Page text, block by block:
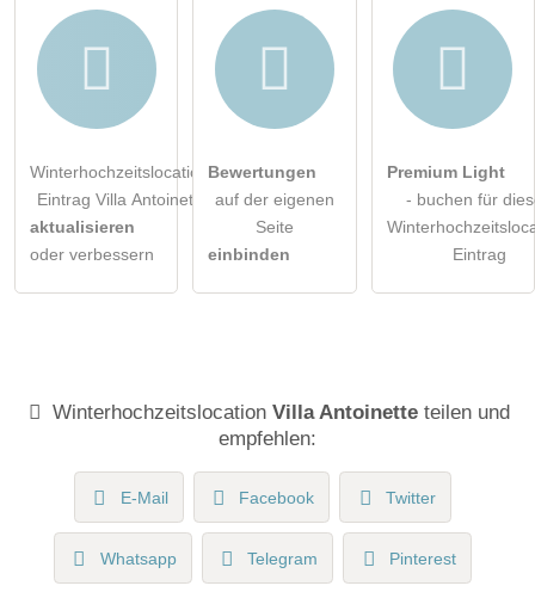
Winterhochzeitslocation-
Eintrag Villa Antoinette
aktualisieren
oder verbessern
Bewertungen
auf der eigenen
Seite
einbinden
Premium Light
- buchen für
Eintrag
WinterhochzeitslocationVilla Antoinette teilen und
empfehlen:
E-Mail Facebook Twitter
Whatsapp Telegram Pinterest